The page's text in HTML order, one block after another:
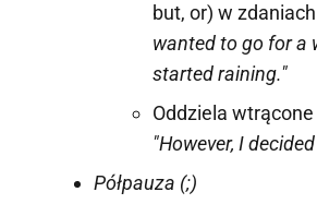
but, or) w
wanted to go for a
started raining."
Oddziela wtrącone
"However, I
Półpauza (;)